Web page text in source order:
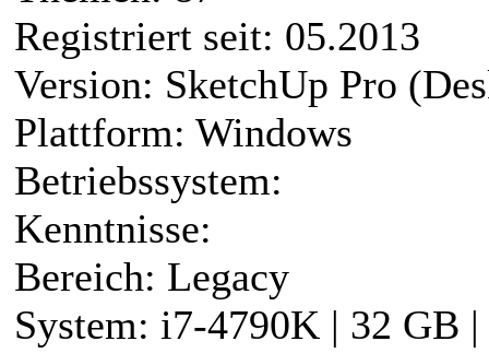
Registriert seit: 05.2013
Version: SketchUp Pro
Plattform: Windows
Betriebssystem:
Kenntnisse:
Bereich: Legacy
System: i7-4790K | 32 GB